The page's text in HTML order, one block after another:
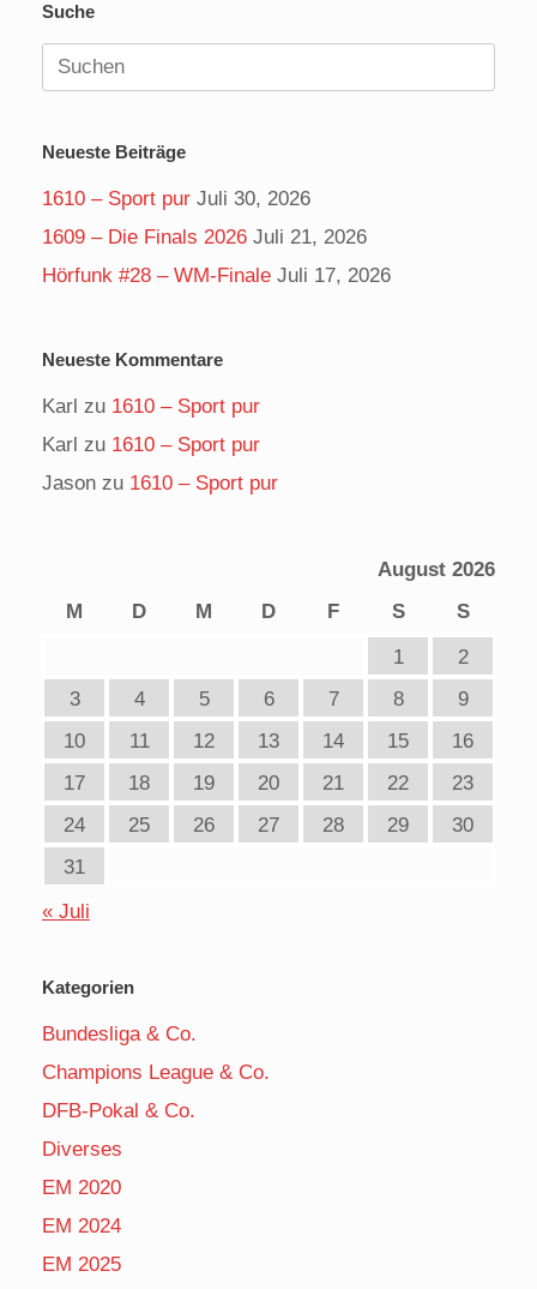
Suche
Suchen
nach:
Neueste Beiträge
1610 – Sport pur Juli 30, 2026
1609 – Die Finals 2026 Juli 21, 2026
Hörfunk #28 – WM-Finale Juli 17, 2026
Neueste Kommentare
Karl zu 1610 – Sport pur
Karl zu 1610 – Sport pur
Jason zu 1610 – Sport pur
August 2026
M
D M D F S
S
1
2
3
4 5 6 7 8
9
10
11 12 13 14 15
16
17
18 19 20 21 22
23
24
25 26 27 28 29
30
31
« Juli
Kategorien
Bundesliga & Co.
Champions League & Co.
DFB-Pokal & Co.
Diverses
EM 2020
EM 2024
EM 2025